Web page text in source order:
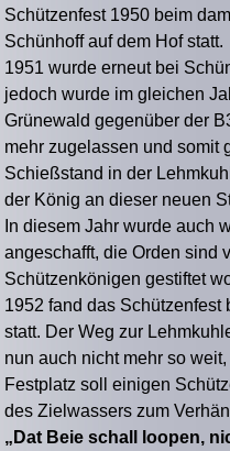
Schützenfest 1950 beim
Schünhoff auf dem Hof statt.
1951 wurde erneut bei
jedoch wurde im gleichen
Grünewald gegenüber der
mehr zugelassen und somit
Schießstand in der
der König an dieser neuen
In diesem Jahr wurde auch
angeschafft, die Orden sind
Schützenkönigen gestiftet
1952 fand das Schützenfest
statt. Der Weg zur
nun auch nicht mehr so
Festplatz soll einigen
des Zielwassers zum
„Dat Beie schall loopen,